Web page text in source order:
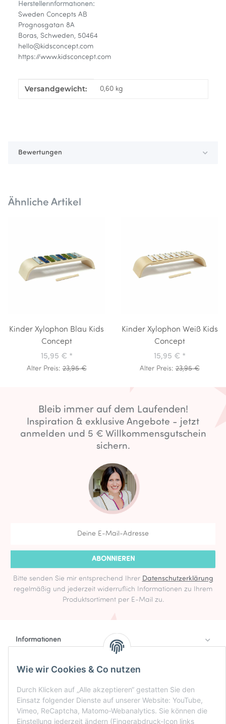
Wie wir Cookies & Co nutzen
Durch Klicken auf „Alle akzeptieren“ gestatten Sie den
Einsatz folgender Dienste auf unserer Website: YouTube,
Vimeo, ReCaptcha, Matomo-Webanalytics. Sie können die
Einstellung jederzeit ändern (Fingerabdruck-Icon links
Herstellerinformationen:
Sweden Concepts AB
Prognosgatan 8A
Boras, Schweden, 50464
hello@kidsconcept.com
https://www.kidsconcept.com
Produkteigenschaft
Wert
Versandgewicht: 0,60 kg
Bewertungen
Ähnliche Artikel
Kinder Xylophon Blau Kids
Concept
15,95 € *
Alter Preis:23,95 €
Kinder Xylophon Weiß Kids
Concept
15,95 € *
Alter Preis:23,95 €
Bleib immer auf dem Laufenden!
Inspiration & exklusive Angebote - jetzt
anmelden und 5 € Willkommensgutschein
sichern.
ABONNIEREN
Bitte senden Sie mir entsprechend Ihrer Datenschutzerklärung
regelmäßig und jederzeit widerruflich Informationen zu Ihrem
Produktsortiment per E-Mail zu.
Informationen
Zahlung & Versand